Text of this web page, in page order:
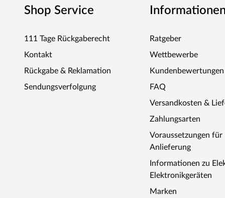
Shop Service
111 Tage Rückgaberecht
Kontakt
Rückgabe & Reklamation
Sendungsverfolgung
Informationen
Ratgeber
Wettbewerbe
Kundenbewertungen
FAQ
Versandkosten &
Zahlungsarten
Voraussetzungen für
Anlieferung
Informationen zu
Elektronikgeräten
Marken